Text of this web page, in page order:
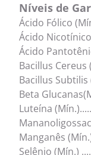
Níveis de
Ácido Fólico
Ácido
Ácido
Bacillus Cereus
Bacillus Subtilis
Beta
Luteína
Manganês
Selênio (Mín.)